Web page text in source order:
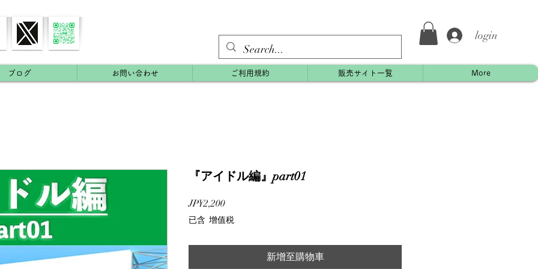
login
ブログ お問い合わせ ご利用規約 販売サイト一覧 More
『アイドル編』part01
JP¥2,200價
格
已含 增值税
新增至購物車